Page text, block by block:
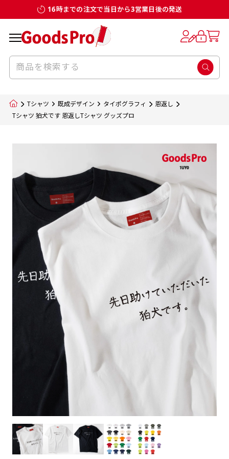
16時までの注文で当日から3営業日後の発送
Tシャツ 既成デザイン タイポグラフィ
恩返し
Tシャツ 狛犬です 恩返しTシャツ グッズプロ
個数 単価 金額
合計金額 ¥0 （税込）
カートに入れる
お客様からのデータ入稿でのぼり旗を製作
する場合
入稿いただくデータは基本的にイラストレー
のデータとさせていただいております。
で解像度200dp以上必要です）当社の取り扱
いの規格サイズにつきましてはデザインテン
プレートの用意がありますので、ご購入後マ
イページの「購入履歴」よりダウンロードし
てご利用くださいませ。
お客様自身でオリジナルのサイズで製作する
場合につきましてはご希望の仕上がりサイズ
に対して四辺（すべての辺をプラス10ｍｍ）
したサイズで製作ください。（重要な情報な
どについては仕上がりサイズから四辺内側に
20ｍｍ程度内側の範囲内でデザイン校正して
ください）
当社の既製デザインを利用してのぼり旗を
製作したい場合
のぼり旗の改造プランとなりますので改造の
程度によってデザイン加工費用が発生いたし
詳細はお問い合わせください。
リピート
デザイン変更なしでのご注文となります。
ルで製品デザインをしたデザインそのものを
指します。当グッズプロで販売として取り扱っ
該当いたします。既製のデザインを応用して自
分だけののぼり旗をつくりたい！などのデザ
イン改造や既製デザインに自分たちの団体の
名前入れや会社のロゴなどを挿入するなどの
相談もお請けしております。
名入れについて
当社の既製のぼり旗に対してお客様の任意の
テキストや企業情報・お店情報などを埋め込
むことができます。ご購入時にご希望の店舗
名などをご記載ください。専任のデザイナー
がバッチリデザインします。書体などのご指
定がなければ、のぼりのイメージに最適のフ
ォントを使用します。基本的にのぼりの下部
にショップ名、社名、電話番号が入ります。
データをお送りいただけましたらロゴの印刷
も出来ます。
お客様が納得するまで何度でもデザインの修
正をしますので、初めての方でもお気軽にご
相談ください。
のぼり旗のデザインをする際に、考えると良
のぼり旗のデザインとしては基本的に左側と
上側にポールを通すミミ（業界用語でチチと
ただ、お客様の飾り付けたい場所の風向きを
もしかしたら左側と上についているよりも右
側と上についていた方が良いと思うかもしれ
ません。
風向きを考えながらチチの向きを決めてから
デザインをするとどの方向でデザインをする
と良いかひらめくかもしれません。デザイン
の方向性につきましてはお客様の好みもあり
ますので、見られる方（お客様）ができる限
り反転したデザインをみるよりも正像でみら
れるデザインを提供したいかと思いますので
その辺を参考にするとよいかもしれません。
サイズ一覧
既製品のサイズについては以下のサイズ表の通
お客様オリジナルサイズで製作をしたい場合
につきましてはお気軽にご相談ください。
みする都合や・最終的なカットをする際の都合
など）のでサイズの指定につきましてはｍｍ単
位は不可となります。最終的なサイズも多少の
ズレ5ｍｍ程度は起きる可能性があります。
よく見かける一般的なのぼり旗のサイズです。
ほとんどのポールや注水台に使用できます。
サイズ一覧
既製品のサイズについては以下のサイズ表の通
お客様オリジナルサイズで製作をしたい場合
につきましてはお気軽にご相談ください。
みする都合や・最終的なカットをする際の都合
など）のでサイズの指定につきましてはｍｍ単
位は不可となります。最終的なサイズも多少の
ズレ5ｍｍ程度は起きる可能性があります。
よく見かける一般的なのぼり旗のサイズです。
ほとんどのポールや注水台に使用できます。
一般的にはチチの位置はのぼり旗に対して上
ポールに通す際には上辺２か所に対してチチ
が左右どちらでものぼり旗自体をポールにく
生地のふちを大きく棒袋状に縫いこみポール
を通す筒をつくります。ポール自体を包み込
むため、耐久性があがり、デザインがより目
立ちます。
カーブ形状の特殊なのぼり旗にも適合する加
工方法となります。
ハトメ加工
ハトメ（鳩目）とは、革や布などに開けた穴
を補強するために取り付けるリングです。壁
側にロープなどで固定して、突風で倒れること
も風向きによってずっと裏向きになってしまう
いこともありません。
のぼり旗のチチについて
一般的にはチチの位置はのぼり旗に対して上
ポールに通す際には上辺２か所に対してチチ
が左右どちらでものぼり旗自体をポールにく
生地のふちを大きく棒袋状に縫いこみポール
を通す筒をつくります。ポール自体を包み込
むため、耐久性があがり、デザインがより目
立ちます。
カーブ形状の特殊なのぼり旗にも適合する加
工方法となります。
ハトメ加工
ハトメ（鳩目）とは、革や布などに開けた穴
を補強するために取り付けるリングです。壁
側にロープなどで固定して、突風で倒れること
も風向きによってずっと裏向きになってしまう
いこともありません。
上チチ 上下チチ 左右チチ
補強縫製って何？
補強縫製とはヒートカッター（熱で焼き切る
をあげるために折り返し縫いをすることで風
の影響を受けやすい四辺の強度を増す加工で
各辺のおおむね3～5ｍｍ程度を折り返し、縫
い糸を走らせて補強します。加工をすることで
のぼり旗の１辺～４辺は折り返し加工されま
すのでその部分のホツレや裂けてしまうこと
を防止する効果があります。
棒袋縫いの場合、補強が無償で付いてきます。
チチのついてない長辺・
短辺を補強縫製します
三辺補強
［ +48円 ］
チチのついてない長辺・
生地の種類
ポンジ（一般）
一般的なのぼり旗の生地はポンジといわれる
厚みが約0.14ｍｍのとても薄い生地を使用し
ます。
のぼり旗製作で一番良く使用される生地で
す。生地の厚みが薄く、裏側にインクが浸透
しやすい生地です。
トロピカル（納期+1営業日）
［ +299円 ］
ワンランク厚手のトロピカル（生地の厚みが
スリット（切り込み）加工とは？
スリット（切り込み）を入れることで横幕が
疑似的にのれんのように見せるための加工手
法です。
1本（2分割）
［ +33円 ］
2本（3分割）
［ +66円 ］
［ +99円 ］
4本（5分割）
【注意点】
スリット（切り込み）は均等割りを意識して
カットラインを入れます。
デザインや絵柄をスリット加工時にカットす
る場合があります。